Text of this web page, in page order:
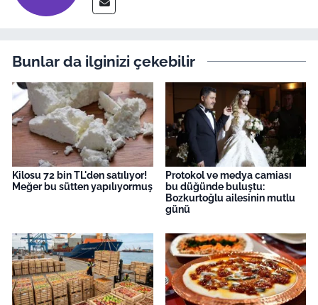
Bunlar da ilginizi çekebilir
Kilosu 72 bin TL'den satılıyor!
Meğer bu sütten yapılıyormuş
Protokol ve medya camiası
bu düğünde buluştu:
Bozkurtoğlu ailesinin mutlu
günü